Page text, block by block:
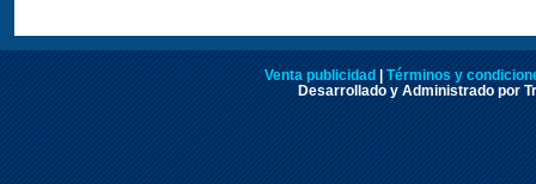
Venta publicidad | Términos y
Desarrollado y Administrado por